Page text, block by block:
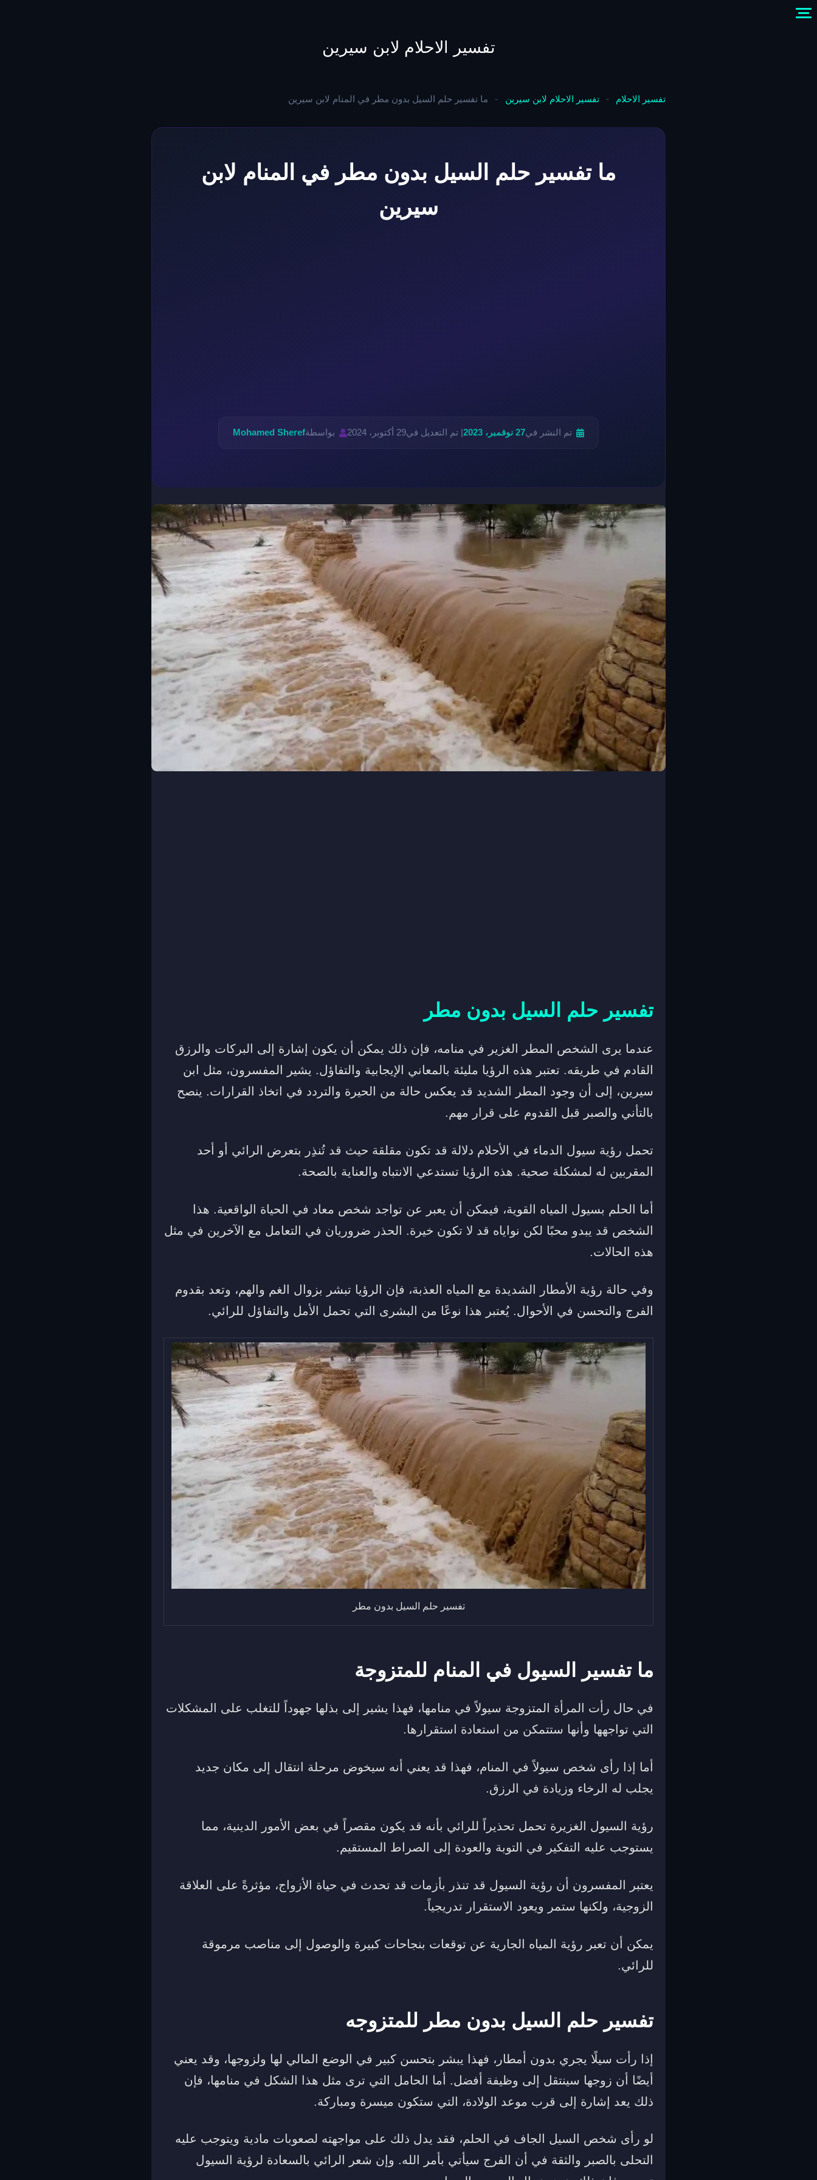
تفسير الاحلام لابن سيرين
تفسير الاحلام - تفسير الاحلام لابن سيرين - ما تفسير حلم السيل بدون مطر في المنام لابن سيرين
ما تفسير حلم السيل بدون مطر في المنام لابن
سيرين
تم النشر في27 نوفمبر، 2023 | تم التعديل في29 أكتوبر، 2024 بواسطةMohamed Sheref
تفسير حلم السيل بدون مطر
عندما يرى الشخص المطر الغزير في منامه، فإن ذلك يمكن أن يكون إشارة إلى البركات والرزق
القادم في طريقه. تعتبر هذه الرؤيا مليئة بالمعاني الإيجابية والتفاؤل. يشير المفسرون، مثل ابن
سيرين، إلى أن وجود المطر الشديد قد يعكس حالة من الحيرة والتردد في اتخاذ القرارات. ينصح
بالتأني والصبر قبل القدوم على قرار مهم.
تحمل رؤية سيول الدماء في الأحلام دلالة قد تكون مقلقة حيث قد تُنذِر بتعرض الرائي أو أحد
المقربين له لمشكلة صحية. هذه الرؤيا تستدعي الانتباه والعناية بالصحة.
أما الحلم بسيول المياه القوية، فيمكن أن يعبر عن تواجد شخص معاد في الحياة الواقعية. هذا
الشخص قد يبدو محبًا لكن نواياه قد لا تكون خيرة. الحذر ضروريان في التعامل مع الآخرين في مثل
هذه الحالات.
وفي حالة رؤية الأمطار الشديدة مع المياه العذبة، فإن الرؤيا تبشر بزوال الغم والهم، وتعد بقدوم
الفرج والتحسن في الأحوال. يُعتبر هذا نوعًا من البشرى التي تحمل الأمل والتفاؤل للرائي.
تفسير حلم السيل بدون مطر
ما تفسير السيول في المنام للمتزوجة
في حال رأت المرأة المتزوجة سيولاً في منامها، فهذا يشير إلى بذلها جهوداً للتغلب على المشكلات
التي تواجهها وأنها ستتمكن من استعادة استقرارها.
أما إذا رأى شخص سيولاً في المنام، فهذا قد يعني أنه سيخوض مرحلة انتقال إلى مكان جديد
يجلب له الرخاء وزيادة في الرزق.
رؤية السيول الغزيرة تحمل تحذيراً للرائي بأنه قد يكون مقصراً في بعض الأمور الدينية، مما
يستوجب عليه التفكير في التوبة والعودة إلى الصراط المستقيم.
يعتبر المفسرون أن رؤية السيول قد تنذر بأزمات قد تحدث في حياة الأزواج، مؤثرةً على العلاقة
الزوجية، ولكنها ستمر ويعود الاستقرار تدريجياً.
يمكن أن تعبر رؤية المياه الجارية عن توقعات بنجاحات كبيرة والوصول إلى مناصب مرموقة
للرائي.
تفسير حلم السيل بدون مطر للمتزوجه
إذا رأت سيلًا يجري بدون أمطار، فهذا يبشر بتحسن كبير في الوضع المالي لها ولزوجها، وقد يعني
أيضًا أن زوجها سينتقل إلى وظيفة أفضل. أما الحامل التي ترى مثل هذا الشكل في منامها، فإن
ذلك يعد إشارة إلى قرب موعد الولادة، التي ستكون ميسرة ومباركة.
لو رأى شخص السيل الجاف في الحلم، فقد يدل ذلك على مواجهته لصعوبات مادية ويتوجب عليه
التحلى بالصبر والثقة في أن الفرج سيأتي بأمر الله. وإن شعر الرائي بالسعادة لرؤية السيول